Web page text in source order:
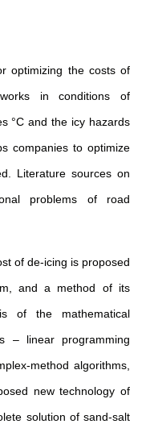
optimizing the costs of
in conditions of
°C and the icy hazards
companies to optimize
Literature sources on
problems of road
of de-icing is proposed
and a method of its
of the mathematical
– linear programming
method algorithms,
new technology of
solution of sand-salt